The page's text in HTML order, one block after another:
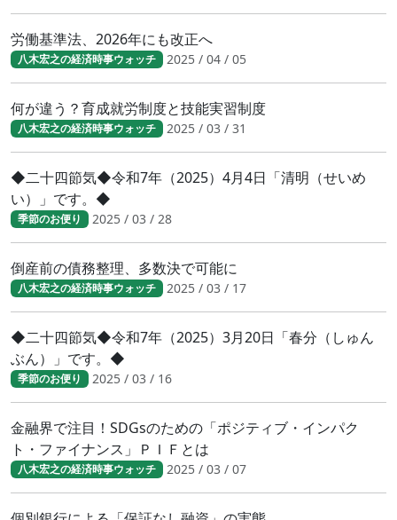
労働基準法、2026年にも改正へ
八木宏之の経済時事ウォッチ 2025 / 04 / 05
何が違う？育成就労制度と技能実習制度
八木宏之の経済時事ウォッチ 2025 / 03 / 31
◆二十四節気◆令和7年（2025）4月4日「清明（せいめ
い）」です。◆
季節のお便り 2025 / 03 / 28
倒産前の債務整理、多数決で可能に
八木宏之の経済時事ウォッチ 2025 / 03 / 17
◆二十四節気◆令和7年（2025）3月20日「春分（しゅん
ぶん）」です。◆
季節のお便り 2025 / 03 / 16
金融界で注目！SDGsのための「ポジティブ・インパク
ト・ファイナンス」ＰＩＦとは
八木宏之の経済時事ウォッチ 2025 / 03 / 07